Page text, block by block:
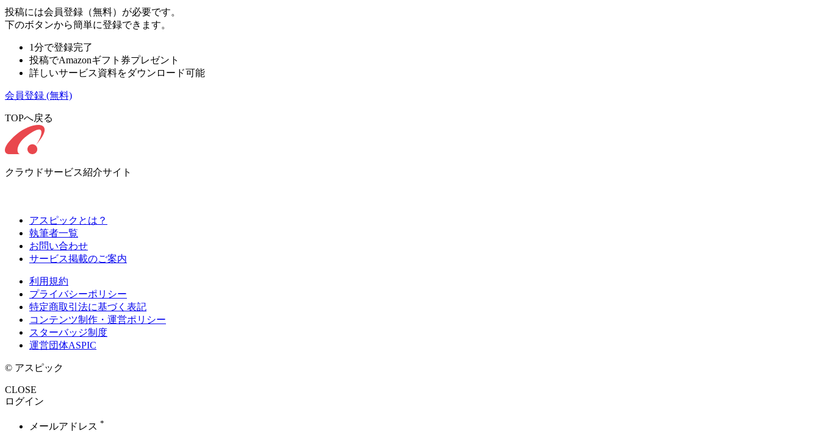
投稿には会員登録（無料）が必要です。
下のボタンから簡単に登録できます。
1分で登録完了
投稿でAmazonギフト券プレゼント
詳しいサービス資料をダウンロード可能
会員登録 (無料)
TOPへ戻る
クラウドサービス紹介サイト
アスピックとは？
執筆者一覧
お問い合わせ
サービス掲載のご案内
利用規約
プライバシーポリシー
特定商取引法に基づく表記
コンテンツ制作・運営ポリシー
スターバッジ制度
運営団体ASPIC
© アスピック
CLOSE
ログイン
メールアドレス *